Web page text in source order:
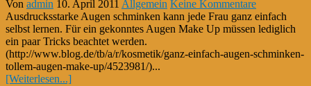
Von admin 10. April 2011 Allgemein Keine Kommentare
Ausdrucksstarke Augen schminken kann jede Frau ganz einfach
selbst lernen. Für ein gekonntes Augen Make Up müssen lediglich
ein paar Tricks beachtet werden.
(http://www.blog.de/tb/a/r/kosmetik/ganz-einfach-augen-schminken-
tollem-augen-make-up/4523981/)...
[Weiterlesen...]